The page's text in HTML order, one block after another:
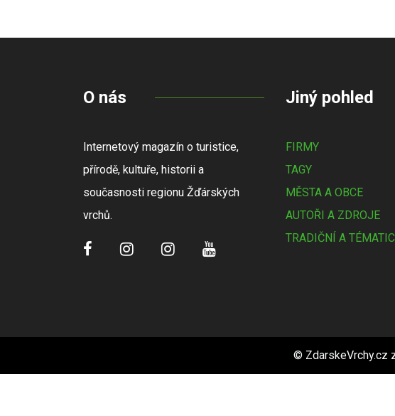
O nás
Internetový magazín o turistice,
přírodě, kultuře, historii a
současnosti regionu Žďárských
vrchů.
Jiný pohled
FIRMY
TAGY
MĚSTA A OBCE
AUTOŘI A ZDROJE
TRADIČNÍ A
© ZdarskeVrchy.cz